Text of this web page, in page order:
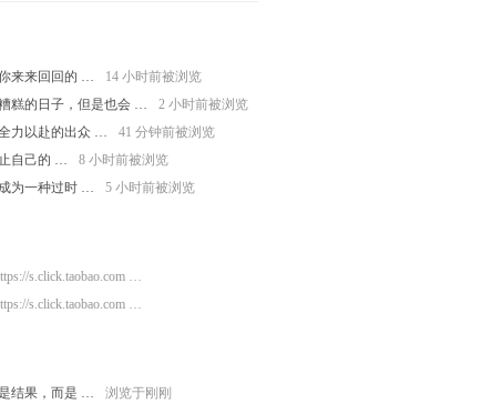
来来回回的 …
14 小时前被浏览
糕的日子，但是也会 …
2 小时前被浏览
力以赴的出众 …
41 分钟前被浏览
自己的 …
8 小时前被浏览
为一种过时 …
5 小时前被浏览
s.click.taobao.com …
s.click.taobao.com …
结果，而是 …
浏览于刚刚